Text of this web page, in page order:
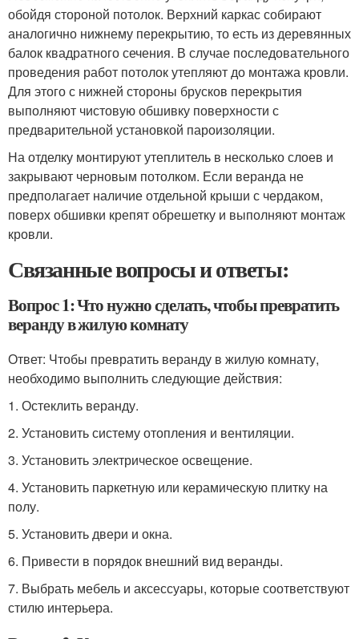
обойдя стороной потолок. Верхний каркас собирают
аналогично нижнему перекрытию, то есть из деревянных
балок квадратного сечения. В случае последовательного
проведения работ потолок утепляют до монтажа кровли.
Для этого с нижней стороны брусков перекрытия
выполняют чистовую обшивку поверхности с
предварительной установкой пароизоляции.
На отделку монтируют утеплитель в несколько слоев и
закрывают черновым потолком. Если веранда не
предполагает наличие отдельной крыши с чердаком,
поверх обшивки крепят обрешетку и выполняют монтаж
кровли.
Связанные вопросы и ответы:
Вопрос 1: Что нужно сделать, чтобы превратить
веранду в жилую комнату
Ответ: Чтобы превратить веранду в жилую комнату,
необходимо выполнить следующие действия:
1. Остеклить веранду.
2. Установить систему отопления и вентиляции.
3. Установить электрическое освещение.
4. Установить паркетную или керамическую плитку на
полу.
5. Установить двери и окна.
6. Привести в порядок внешний вид веранды.
7. Выбрать мебель и аксессуары, которые соответствуют
стилю интерьера.